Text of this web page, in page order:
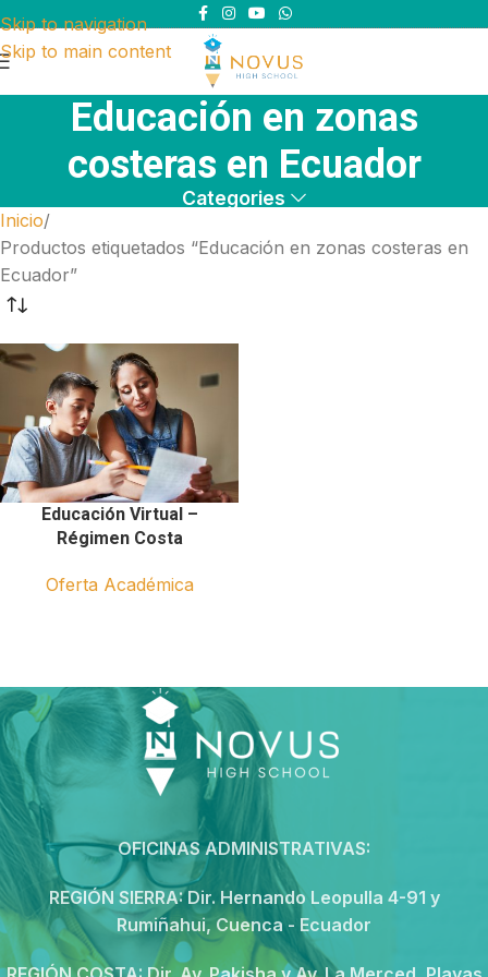
Skip to navigation
Skip to main content
Educación en zonas
costeras en Ecuador
Categories
Inicio
Productos etiquetados “Educación en zonas costeras en
Ecuador”
Educación Virtual –
Régimen Costa
Oferta Académica
OFICINAS ADMINISTRATIVAS:
REGIÓN SIERRA:Dir. Hernando Leopulla 4-91 y
Rumiñahui, Cuenca - Ecuador